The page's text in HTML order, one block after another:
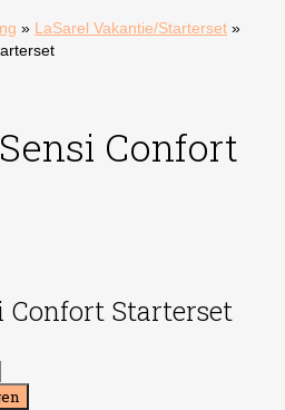
» LaSarel Vakantie/Starterset »
Confort
Confort Starterset